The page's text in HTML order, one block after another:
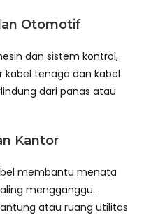
Otomotif
dan sistem kontrol,
tenaga dan kabel
dari panas atau
Kantor
membantu menata
mengganggu.
atau ruang utilitas